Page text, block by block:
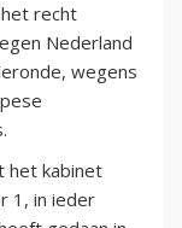
het recht
Nederland
wegens
het kabinet
1, in ieder